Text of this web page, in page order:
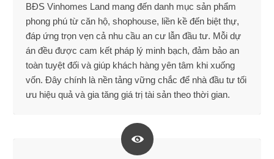
BĐS Vinhomes Land mang đến danh mục sản phẩm
phong phú từ căn hộ, shophouse, liền kề đến biệt thự,
đáp ứng trọn vẹn cả nhu cầu an cư lẫn đầu tư. Mỗi dự
án đều được cam kết pháp lý minh bạch, đảm bảo an
toàn tuyệt đối và giúp khách hàng yên tâm khi xuống
vốn. Đây chính là nền tảng vững chắc để nhà đầu tư tối
ưu hiệu quả và gia tăng giá trị tài sản theo thời gian.